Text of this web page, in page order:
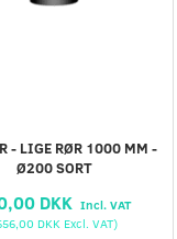
- LIGE RØR 1000 MM -
Ø200 SORT
DKK Incl. VAT
DKK Excl. VAT)